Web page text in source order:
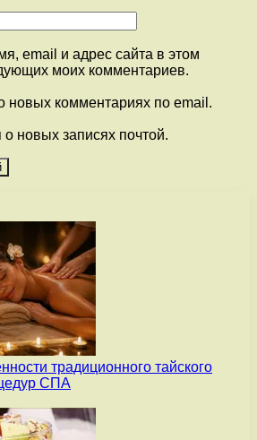
email и адрес сайта в этом
моих комментариев.
новых комментариях по email.
новых записях почтой.
традиционного тайского
СПА